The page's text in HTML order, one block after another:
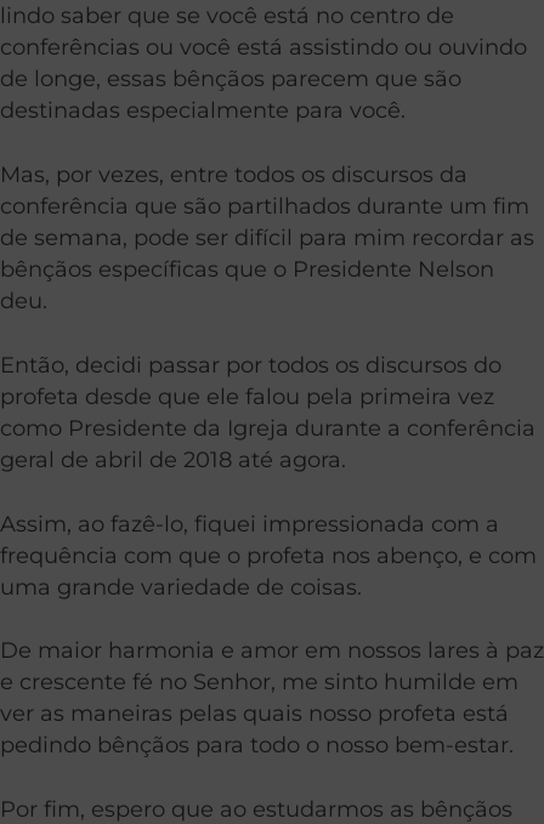
lindo saber que se você está no centro de
conferências ou você está assistindo ou ouvindo
de longe, essas bênçãos parecem que são
destinadas especialmente para você.
Mas, por vezes, entre todos os discursos da
conferência que são partilhados durante um fim
de semana, pode ser difícil para mim recordar as
bênçãos específicas que o Presidente Nelson
deu.
Então, decidi passar por todos os discursos do
profeta desde que ele falou pela primeira vez
como Presidente da Igreja durante a conferência
geral de abril de 2018 até agora.
Assim, ao fazê-lo, fiquei impressionada com a
frequência com que o profeta nos abenço, e com
uma grande variedade de coisas.
De maior harmonia e amor em nossos lares à paz
e crescente fé no Senhor, me sinto humilde em
ver as maneiras pelas quais nosso profeta está
pedindo bênçãos para todo o nosso bem-estar.
Por fim, espero que ao estudarmos as bênçãos